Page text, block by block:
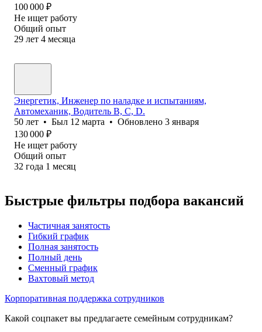
100 000 ₽
Не ищет работу
Общий опыт
29 лет 4 месяца
Энергетик, Инженер по наладке и испытаниям,
Автомеханик, Водитель В, С, D.
50 лет • Был 12 марта • Обновлено 3 января
130 000 ₽
Не ищет работу
Общий опыт
32 года 1 месяц
Быстрые фильтры подбора вакансий
Частичная занятость
Гибкий график
Полная занятость
Полный день
Сменный график
Вахтовый метод
Корпоративная поддержка сотрудников
Какой соцпакет вы предлагаете семейным сотрудникам?